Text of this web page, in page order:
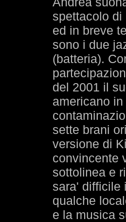
spettacolo
ed in breve
sono i due
(batteria).
del 2001 il
americano
sette brani
versione di
convincente
sottolinea e
sara' difficile
qualche
e la musica